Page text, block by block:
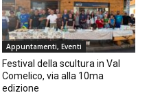
Appuntamenti, Eventi
Festival della scultura in Val
Comelico, via alla 10ma
edizione